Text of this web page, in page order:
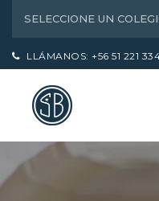
SELECCIONE UN
LLÁMANOS: +56 51 221